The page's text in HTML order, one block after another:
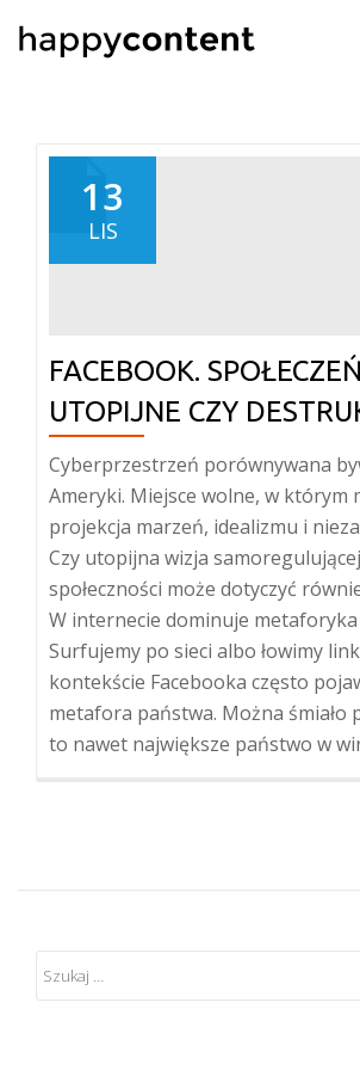
Skip
13
LIS
FACEBOOK.
UTOPIJNE CZY
Cyberprzestrzeń porównywana
Ameryki. Miejsce wolne, w którym
projekcja marzeń, idealizmu i
Czy utopijna wizja
społeczności może dotyczyć
W internecie dominuje
Surfujemy po sieci albo łowimy
kontekście Facebooka często
metafora państwa. Można śmiało
to nawet największe państwo w